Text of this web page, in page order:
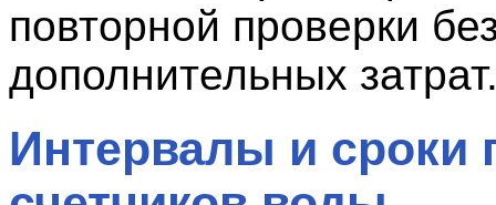
повторной проверки
дополнительных
Интервалы и сроки